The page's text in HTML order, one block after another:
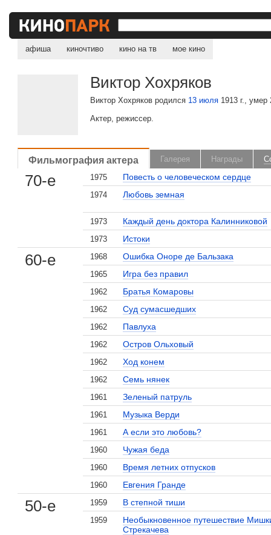
афиша киночтиво кино на тв мое кино
Виктор Хохряков
Виктор Хохряков родился 13 июля 1913 г., умер
Актер, режиссер.
Фильмография актера Галерея Награды
70-е 1975 Повесть о человеческом сердце
1974 Любовь земная
1973 Каждый день доктора Калинниковой
1973 Истоки
60-е 1968 Ошибка Оноре де Бальзака
1965 Игра без правил
1962 Братья Комаровы
1962 Суд сумасшедших
1962 Павлуха
1962 Остров Ольховый
1962 Ход конем
1962 Семь нянек
1961 Зеленый патруль
1961 Музыка Верди
1961 А если это любовь?
1960 Чужая беда
1960 Время летних отпусков
1960 Евгения Гранде
50-е 1959 В степной тиши
1959
Необыкновенное путешествие
Стрекачева